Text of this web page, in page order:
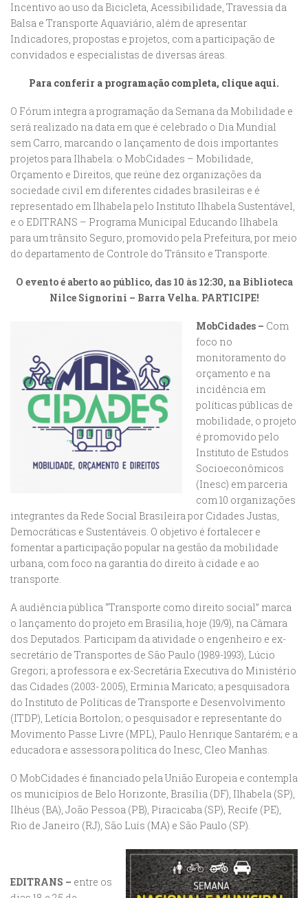
Incentivo ao uso da Bicicleta, Acessibilidade, Travessia da
Balsa e Transporte Aquaviário, além de apresentar
Indicadores, propostas e projetos, com a participação de
convidados e especialistas de diversas áreas.
Para conferir a programação completa, clique aqui.
O Fórum integra a programação da Semana da Mobilidade e
será realizado na data em que é celebrado o Dia Mundial
sem Carro, marcando o lançamento de dois importantes
projetos para Ilhabela: o MobCidades – Mobilidade,
Orçamento e Direitos, que reúne dez organizações da
sociedade civil em diferentes cidades brasileiras e é
representado em Ilhabela pelo Instituto Ilhabela Sustentável,
e o EDITRANS – Programa Municipal Educando Ilhabela
para um trânsito Seguro, promovido pela Prefeitura, por meio
do departamento de Controle do Trânsito e Transporte.
O evento é aberto ao público, das 10 às 12:30, na Biblioteca
Nilce Signorini – Barra Velha. PARTICIPE!
MobCidades – Com
foco no
monitoramento do
orçamento e na
incidência em
políticas públicas de
mobilidade, o projeto
é promovido pelo
Instituto de Estudos
Socioeconômicos
(Inesc) em parceria
com 10 organizações
integrantes da Rede Social Brasileira por Cidades Justas,
Democráticas e Sustentáveis. O objetivo é fortalecer e
fomentar a participação popular na gestão da mobilidade
urbana, com foco na garantia do direito à cidade e ao
transporte.
A audiência pública “Transporte como direito social” marca
o lançamento do projeto em Brasília, hoje (19/9), na Câmara
dos Deputados. Participam da atividade o engenheiro e ex-
secretário de Transportes de São Paulo (1989-1993), Lúcio
Gregori; a professora e ex-Secretária Executiva do Ministério
das Cidades (2003- 2005), Erminia Maricato; a pesquisadora
do Instituto de Políticas de Transporte e Desenvolvimento
(ITDP), Letícia Bortolon; o pesquisador e representante do
Movimento Passe Livre (MPL), Paulo Henrique Santarém; e a
educadora e assessora política do Inesc, Cleo Manhas.
O MobCidades é financiado pela União Europeia e contempla
os municípios de Belo Horizonte, Brasília (DF), Ilhabela (SP),
Ilhéus (BA), João Pessoa (PB), Piracicaba (SP), Recife (PE),
Rio de Janeiro (RJ), São Luís (MA) e São Paulo (SP).
EDITRANS – entre os